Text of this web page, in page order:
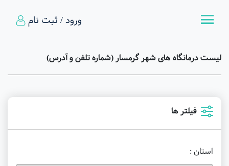
ورود / ثبت نام
لیست درمانگاه های شهر گرمسار (شماره تلفن و آدرس)
فیلتر ها
استان :